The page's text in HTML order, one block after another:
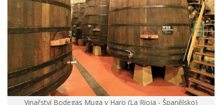
Vinařství Bodegas Muga v Haro (La Rioja - Španělsko)